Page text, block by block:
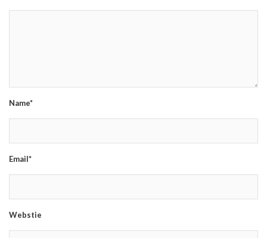
Name*
Email*
Webstie